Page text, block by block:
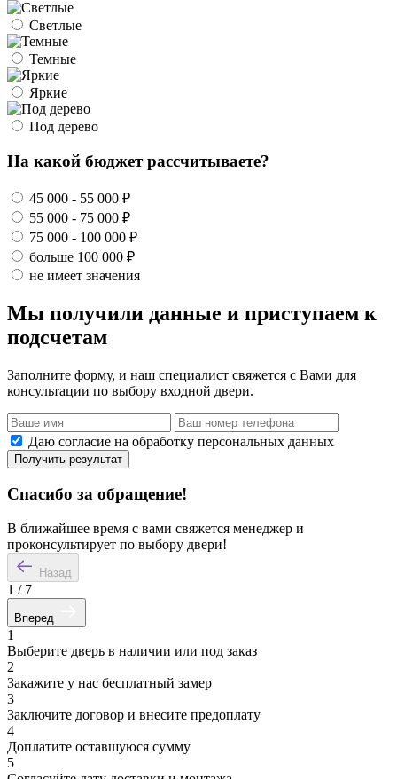
Светлые
Темные
Яркие
Под дерево
На какой бюджет рассчитываете?
45 000 - 55 000 ₽
55 000 - 75 000 ₽
75 000 - 100 000 ₽
больше 100 000 ₽
не имеет значения
Мы получили данные и приступаем к
подсчетам
Заполните форму, и наш специалист свяжется с Вами для
консультации по выбору входной двери.
Даю согласие на обработку персональных данных
Получить результат
Спасибо за обращение!
В ближайшее время с вами свяжется менеджер и
проконсультирует по выбору двери!
Назад
1 / 7
Вперед
1
Выберите дверь в наличии или под заказ
2
Закажите у нас бесплатный замер
3
Заключите договор и внесите предоплату
4
Доплатите оставшуюся сумму
5